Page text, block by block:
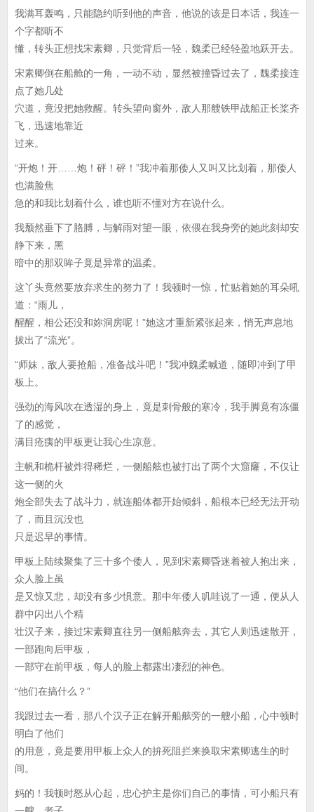
我满耳轰鸣，只能隐约听到他的声音，他说的该是日本话，我连一
个字都听不
懂，转头正想找宋素卿，只觉背后一轻，魏柔已经轻盈地跃开去。
宋素卿倒在船舱的一角，一动不动，显然被撞昏过去了，魏柔接连
点了她几处
穴道，竟没把她救醒。转头望向窗外，敌人那艘铁甲战船正长桨齐
飞，迅速地靠近
过来。
“开炮！开……炮！砰！砰！”我冲着那倭人又叫又比划着，那倭人
也满脸焦
急的和我比划着什么，谁也听不懂对方在说什么。
我颓然垂下了胳膊，与解雨对望一眼，依偎在我身旁的她此刻却安
静下来，黑
暗中的那双眸子竟是异常的温柔。
这丫头竟然要放弃求生的努力了！我顿时一惊，忙贴着她的耳朵吼
道：“雨儿，
醒醒，相公还没和妳洞房呢！”她这才重新紧张起来，悄无声息地
拔出了“流光”。
“师妹，敌人要抢船，准备战斗吧！”我冲魏柔喊道，随即冲到了甲
板上。
强劲的海风吹在透湿的身上，竟是刺骨般的寒冷，我手脚竟有冻僵
了的感觉，
满目疮痍的甲板更让我心生凉意。
主帆和桅杆被炸得稀烂，一侧船舷也被打出了两个大窟窿，不仅让
这一侧的火
炮全部失去了战斗力，就连船体都开始倾斜，船根本已经无法开动
了，而且沉没也
只是迟早的事情。
甲板上陆续聚集了三十多个倭人，见到宋素卿昏迷着被人抱出来，
众人脸上虽
是又惊又悲，却没有多少惧意。那中年倭人叽哇说了一通，便从人
群中闪出八个精
壮汉子来，接过宋素卿直往另一侧船舷奔去，其它人则迅速散开，
一部跑向后甲板，
一部守在前甲板，每人的脸上都露出凄烈的神色。
“他们在搞什么？”
我跟过去一看，那八个汉子正在解开船舷旁的一艘小船，心中顿时
明白了他们
的用意，竟是要用甲板上众人的拚死阻拦来换取宋素卿逃生的时
间。
妈的！我顿时怒从心起，忠心护主是你们自己的事情，可小船只有